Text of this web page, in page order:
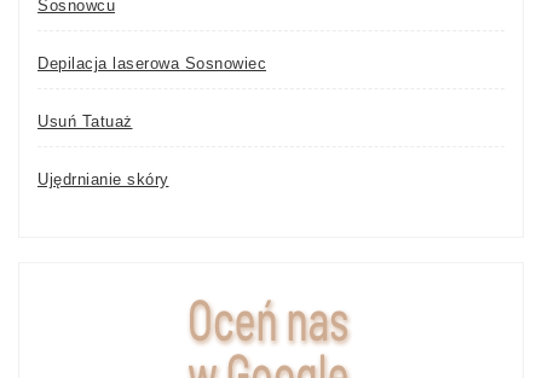
Sosnowcu
Depilacja laserowa Sosnowiec
Usuń Tatuaż
Ujędrnianie skóry